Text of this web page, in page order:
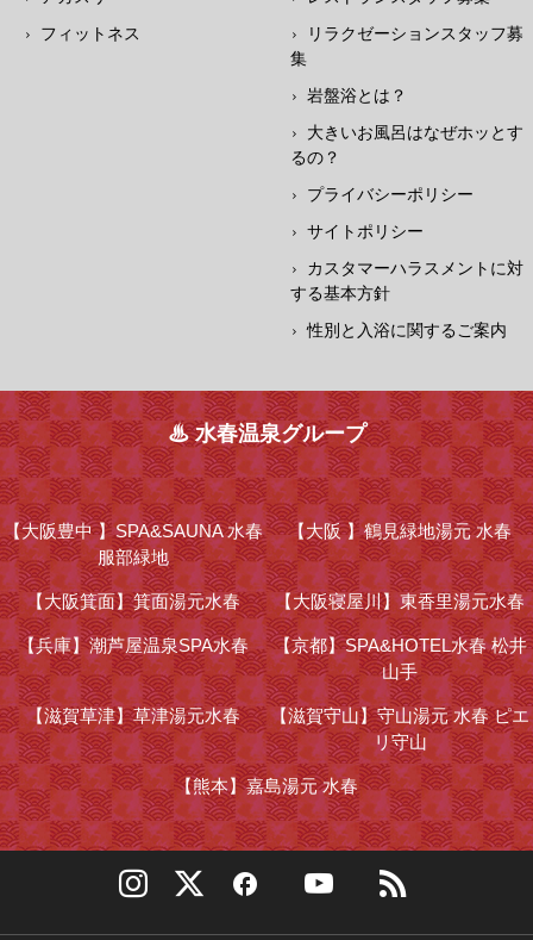
フィットネス
リラクゼーションスタッフ募
集
岩盤浴とは？
大きいお風呂はなぜホッとす
るの？
プライバシーポリシー
サイトポリシー
カスタマーハラスメントに対
する基本方針
性別と入浴に関するご案内
♨ 水春温泉グループ
【大阪豊中 】SPA&SAUNA 水春
服部緑地
【大阪 】鶴見緑地湯元 水春
【大阪箕面】箕面湯元水春 【大阪寝屋川】東香里湯元水春
【兵庫】潮芦屋温泉SPA水春 【京都】SPA&HOTEL水春 松井
山手
【滋賀草津】草津湯元水春 【滋賀守山】守山湯元 水春 ピエ
リ守山
【熊本】嘉島湯元 水春